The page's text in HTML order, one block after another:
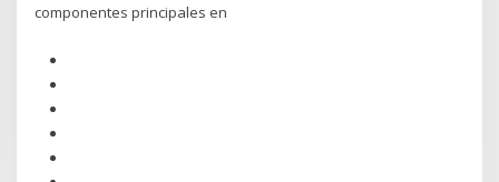
componentes principales en